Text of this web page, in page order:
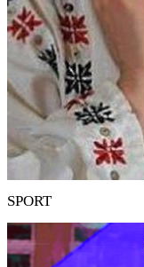
SPORT